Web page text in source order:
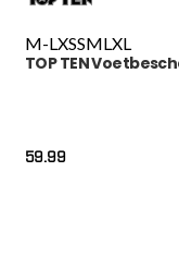
M-LXSSMLXL
TOP TEN
59.99